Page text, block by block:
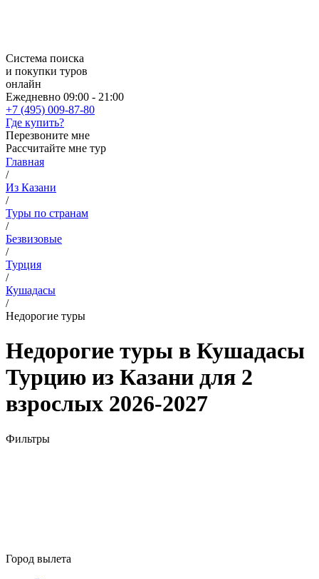
Система поиска
и покупки туров
онлайн
Ежедневно 09:00 - 21:00
+7 (495) 009-87-80
Где купить?
Перезвоните мне
Рассчитайте мне тур
Главная
/
Из Казани
/
Туры по странам
/
Безвизовые
/
Турция
/
Кушадасы
/
Недорогие туры
Недорогие туры в Кушадасы
Турцию из Казани для 2
взрослых 2026-2027
Фильтры
Город вылета